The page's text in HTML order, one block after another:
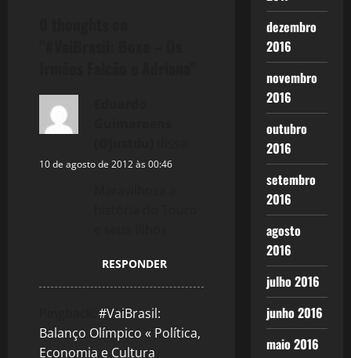
10 de agosto de 2012 às 00:46
RESPONDER
#VaiBrasil:
Balanço Olímpico « Política,
Economia e Cultura
dezembro
2016
novembro
2016
outubro
2016
setembro
2016
agosto
2016
julho 2016
junho 2016
maio 2016